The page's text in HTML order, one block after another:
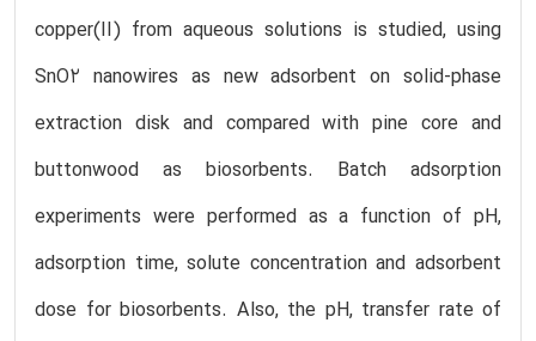
copper(II) from aqueous solutions is studied, using
SnO2 nanowires as new adsorbent on solid-phase
extraction disk and compared with pine core and
buttonwood as biosorbents. Batch adsorption
experiments were performed as a function of pH,
adsorption time, solute concentration and adsorbent
dose for biosorbents. Also, the pH, transfer rate of